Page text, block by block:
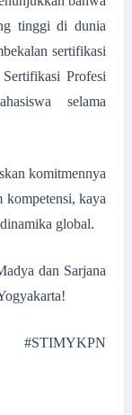
tinggi di dunia
sertifikasi
Profesi
selama
komitmennya
kompetensi, kaya
global.
dan Sarjana
#STIMYKPN